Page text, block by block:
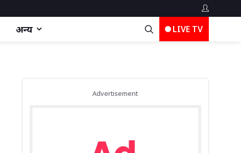
अन्य LIVE TV
Advertisement